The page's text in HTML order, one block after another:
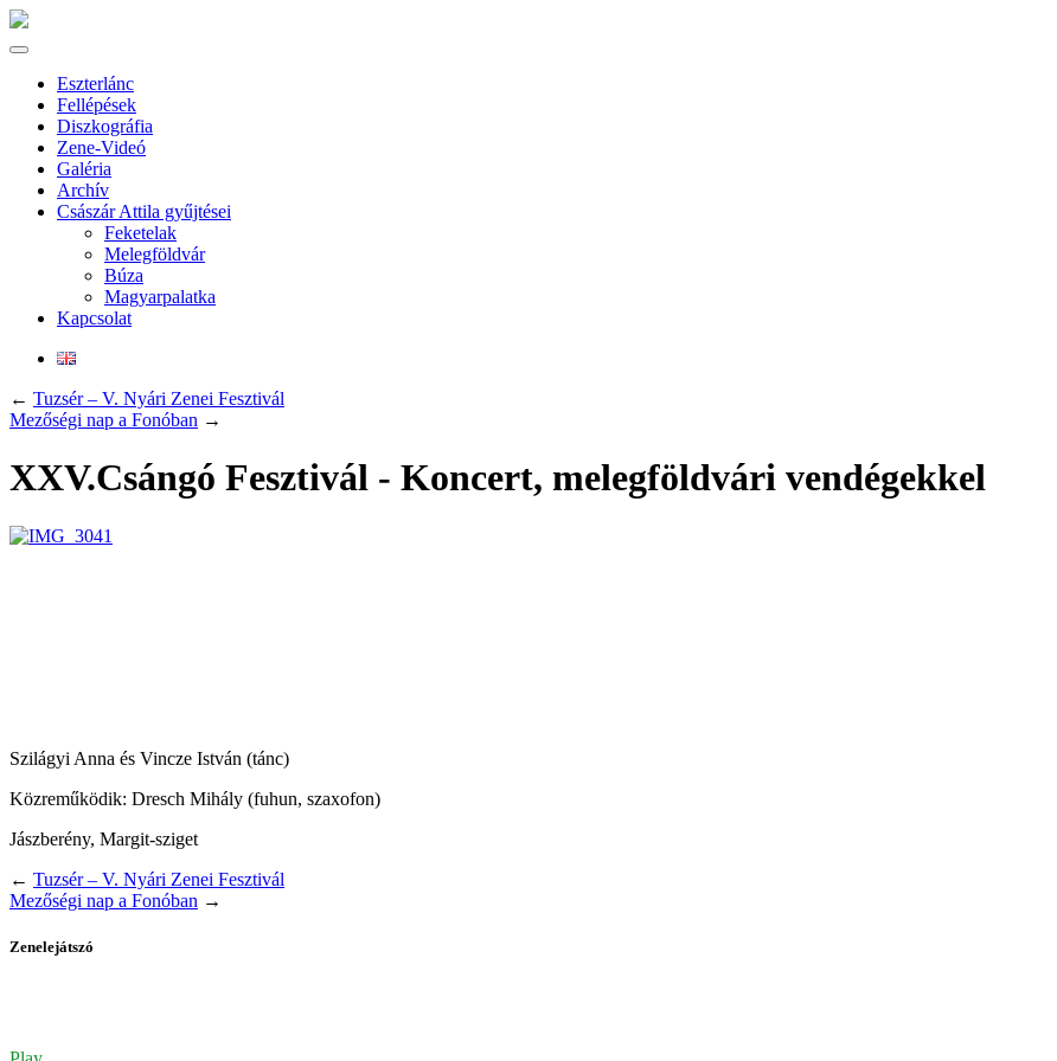
Eszterlánc
Fellépések
Diszkográfia
Zene-Videó
Galéria
Archív
Császár Attila gyűjtései
Feketelak
Melegföldvár
Búza
Magyarpalatka
Kapcsolat
← Tuzsér – V. Nyári Zenei Fesztivál
Mezőségi nap a Fonóban →
XXV.Csángó Fesztivál - Koncert, melegföldvári vendégekkel
Szilágyi Anna és Vincze István (tánc)
Közreműködik: Dresch Mihály (fuhun, szaxofon)
Jászberény, Margit-sziget
← Tuzsér – V. Nyári Zenei Fesztivál
Mezőségi nap a Fonóban →
Zenelejátszó